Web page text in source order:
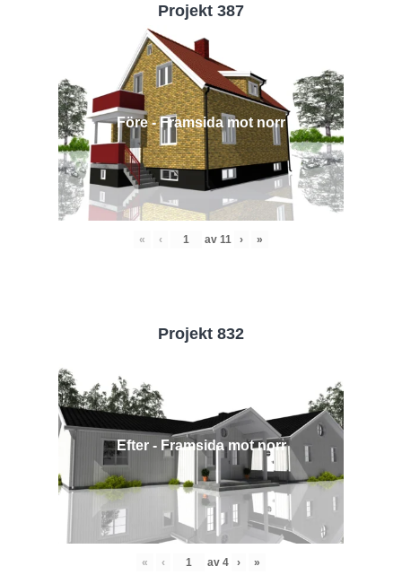
Projekt 387
Före - Framsida mot norr
« ‹ av 11 › »
Projekt 832
Efter - Framsida mot norr
« ‹ av 4 › »